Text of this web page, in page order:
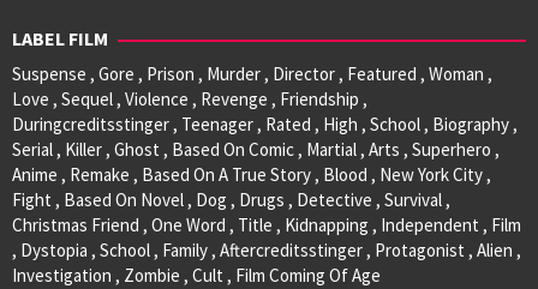
LABEL FILM
Suspense , Gore , Prison , Murder , Director , Featured , Woman ,
Love , Sequel , Violence , Revenge , Friendship ,
Duringcreditsstinger , Teenager , Rated , High , School , Biography ,
Serial , Killer , Ghost , Based On Comic , Martial , Arts , Superhero ,
Anime , Remake , Based On A True Story , Blood , New York City ,
Fight , Based On Novel , Dog , Drugs , Detective , Survival ,
Christmas Friend , One Word , Title , Kidnapping , Independent , Film
, Dystopia , School , Family , Aftercreditsstinger , Protagonist , Alien ,
Investigation , Zombie , Cult , Film Coming Of Age